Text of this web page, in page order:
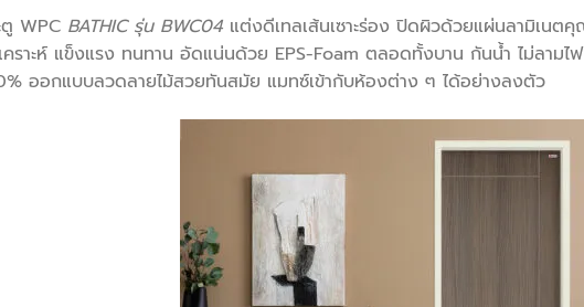
WPC BATHIC รุ่น BWC04แต่งดีเทลเส้นเซาะร่อง ปิดผิวด้วยแผ่นลามิเนตคุ
คราะห์ แข็งแรง ทนทาน อัดแน่นด้วย EPS-Foam ตลอดทั้งบาน กันน้ำ ไม่ลามไ
ออกแบบลวดลายไม้สวยทันสมัย แมทซ์เข้ากับห้องต่าง ๆ ได้อย่างลงตัว